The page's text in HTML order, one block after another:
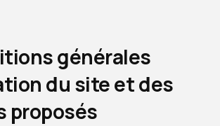
générales
du site et des
proposés